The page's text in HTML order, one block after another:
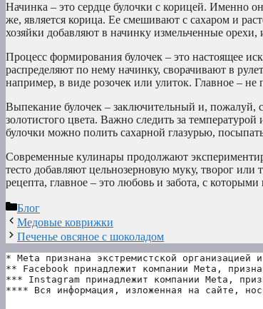
Начинка – это сердце булочки с корицей. Именно
же, является корица. Ее смешивают с сахаром и
хозяйки добавляют в начинку измельченные
Процесс формирования булочек – это настоящее
распределяют по нему начинку, сворачивают в
например, в виде розочек или улиток. Главное –
Выпекание булочек – заключительный и, пожалуй,
золотистого цвета. Важно следить за
булочки можно полить сахарной глазурью,
Современные кулинары продолжают
тесто добавляют цельнозерновую муку, творог
рецепта, главное – это любовь и забота, с
Рубрики
Блог
Медовые коврижки
Печенье овсяное с шоколадом
* Meta признана экстремистской организацией
** Facebook принадлежит компании Meta,
*** Instagram принадлежит компании Meta,
**** Вся информация, изложенная на сайте,